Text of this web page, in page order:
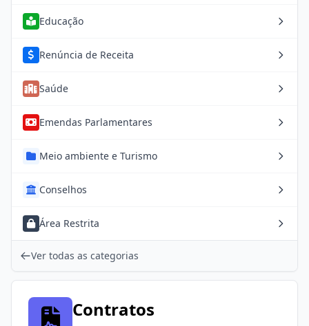
Educação
Renúncia de Receita
Saúde
Emendas Parlamentares
Meio ambiente e Turismo
Conselhos
Área Restrita
Ver todas as categorias
Contratos